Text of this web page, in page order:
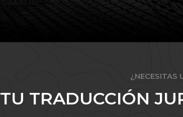
¿NECESITAS
TU TRADUCCIÓN